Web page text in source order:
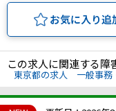
お気に入り追
この求人に関連する障
東京都の求人 一般事務